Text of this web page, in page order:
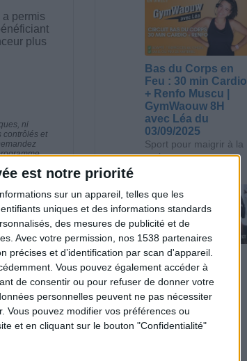
est notre priorité
sur un appareil, telles que les
uniques et des informations standards
des mesures de publicité et de
Avec votre permission, nos 1538 partenaires
et d’identification par scan d'appareil.
Vous pouvez également accéder à
de consentir ou pour refuser de donner votre
personnelles peuvent ne pas nécessiter
Vous pouvez modifier vos préférences ou
et en cliquant sur le bouton "Confidentialité"
permis
plus
ni
contrôlés et
Voir tout
vous
objectif
Bas du Corps en
Feu : 30 min Cardio
+ Renfo Muscu |
GymWaouw 8H
avec Léa du
03/09/2025
Sport pour maigrir à la
maison
Le plan à 1600
calories est-il trop
copieux ?
Consultation
diététique du
03/08/2026
Webinaires en direct